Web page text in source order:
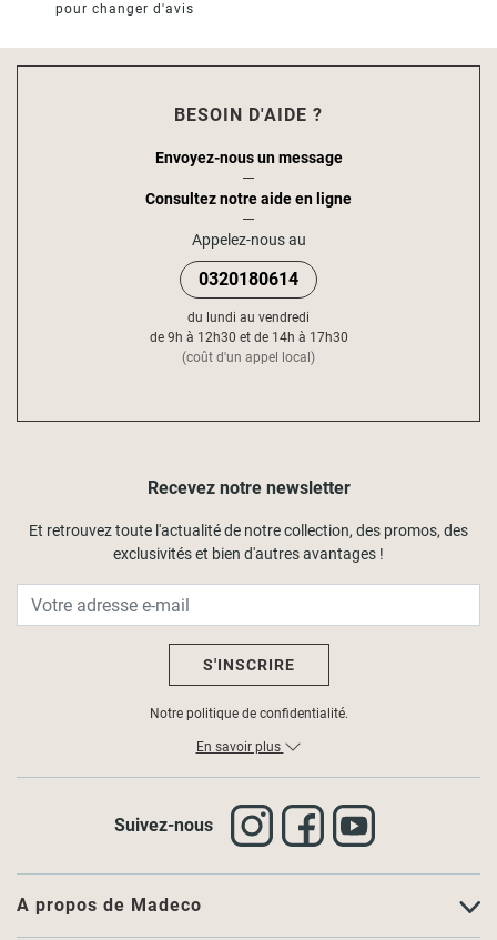
pour changer d'avis
A propos de Madeco
Recevez notre newsletter
Et retrouvez toute l'actualité de notre collection, des promos, des
exclusivités et bien d'autres avantages !
S'INSCRIRE
Notre politique de confidentialité.
En savoir plus
Suivez-nous
BESOIN D'AIDE ?
Envoyez-nous un message
Consultez notre aide en ligne
Appelez-nous au
0320180614
du lundi au vendredi
de 9h à 12h30 et de 14h à 17h30
(coût d'un appel local)